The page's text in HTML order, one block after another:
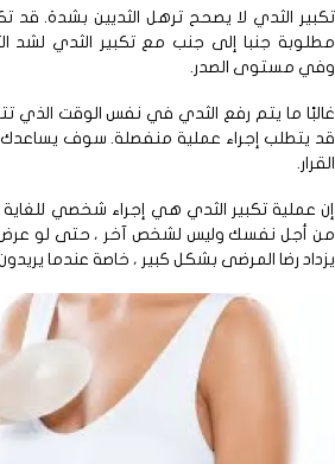
الثدي لا يصحح ترهل الثديين بشدة. قد
جنبا إلى جنب مع تكبير الثدي لشد الثدي
مستوى الصدر.
ما يتم رفع الثدي في نفس الوقت الذي تتم
إجراء عملية منفصلة. سوف يساعدك
تكبير الثدي هي إجراء شخصي للغاية ،
نفسك وليس لشخص آخر ، حتى لو عرض
رضا المرضى بشكل كبير ، خاصة عندما يريدون